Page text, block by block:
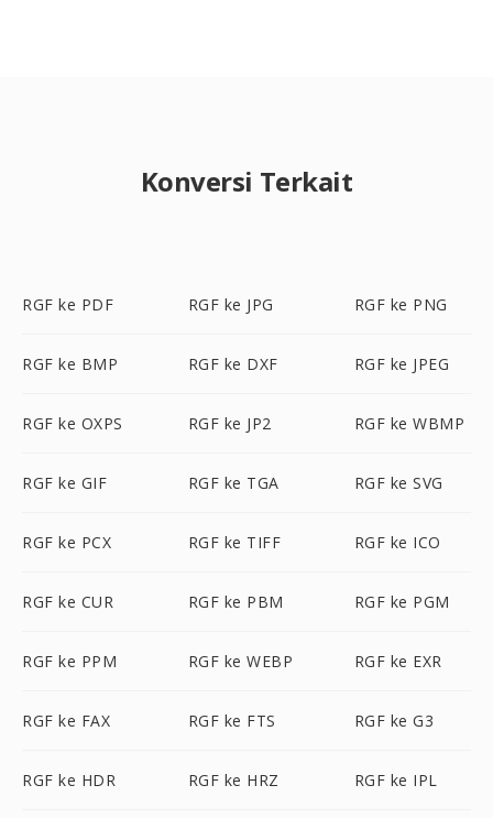
Konversi Terkait
RGF ke PDF RGF ke JPG RGF ke PNG
RGF ke BMP RGF ke DXF RGF ke JPEG
RGF ke OXPS RGF ke JP2 RGF ke WBMP
RGF ke GIF RGF ke TGA RGF ke SVG
RGF ke PCX RGF ke TIFF RGF ke ICO
RGF ke CUR RGF ke PBM RGF ke PGM
RGF ke PPM RGF ke WEBP RGF ke EXR
RGF ke FAX RGF ke FTS RGF ke G3
RGF ke HDR RGF ke HRZ RGF ke IPL